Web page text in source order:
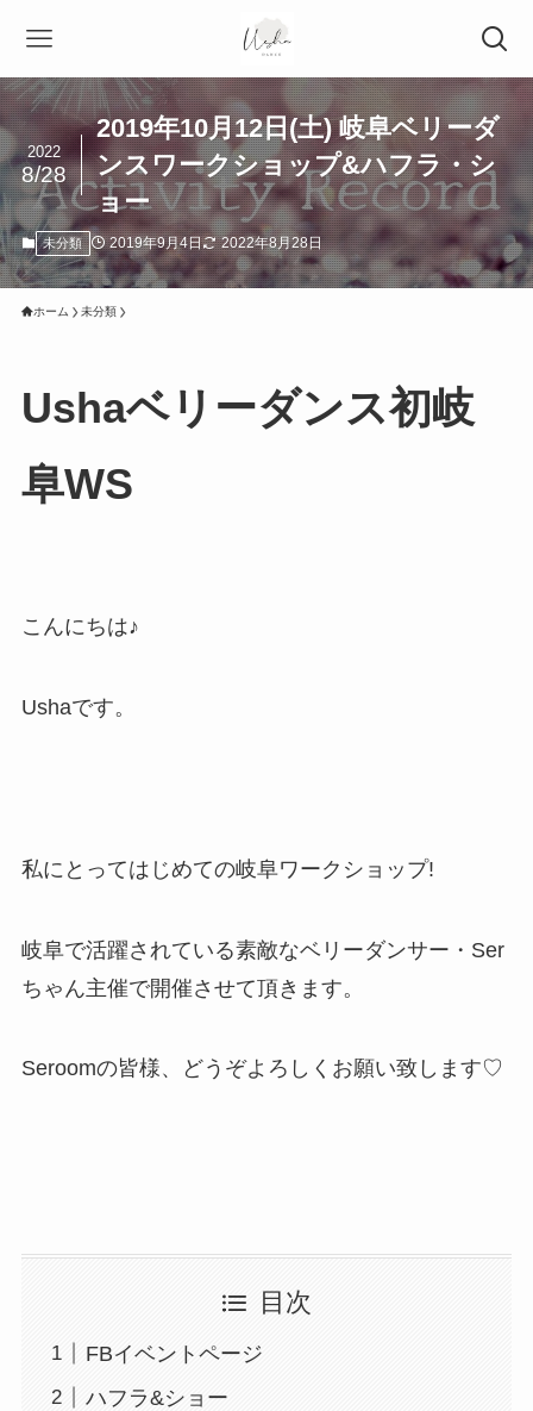
2019年10月12日(土) 岐阜ベリーダ
ンスワークショップ&ハフラ・シ
ョー
2022
8/28
未分類 2019年9月4日 2022年8月28日
ホーム 未分類
Ushaベリーダンス初岐
阜WS
こんにちは♪
Ushaです。
私にとってはじめての岐阜ワークショップ!
岐阜で活躍されている素敵なベリーダンサー・Ser
ちゃん主催で開催させて頂きます。
Seroomの皆様、どうぞよろしくお願い致します♡
目次
FBイベントページ
ハフラ&ショー